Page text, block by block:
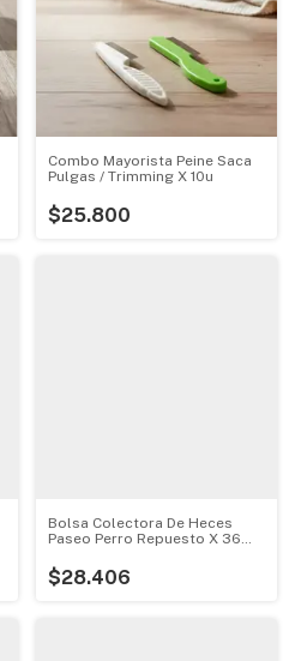
Combo Mayorista Peine Saca
Pulgas / Trimming X 10u
$25.800
Bolsa Colectora De Heces
Paseo Perro Repuesto X 36
$28.406